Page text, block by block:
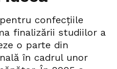
confecțiile
finalizării studiilor a
o parte din
în cadrul unor